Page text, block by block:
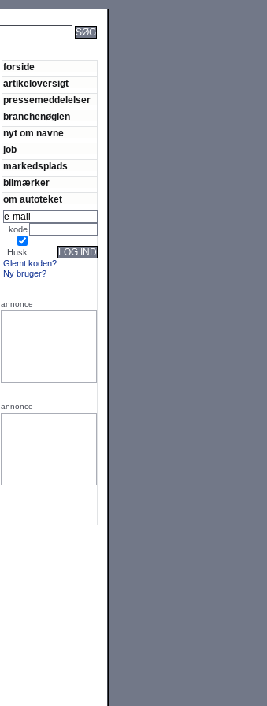
SØG
forside
artikeloversigt
pressemeddelelser
branchenøglen
nyt om navne
job
markedsplads
bilmærker
om autoteket
kode
Husk LOG IND
Glemt koden?
Ny bruger?
annonce
annonce